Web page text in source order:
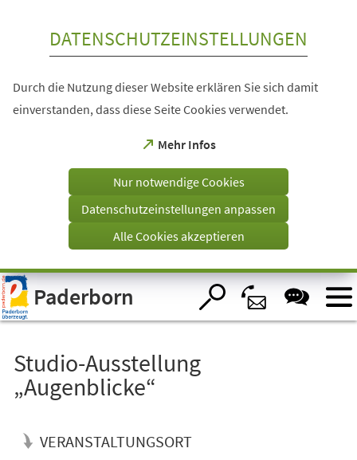
Visuelle
Assistenzsoftware
öffnen.
DATENSCHUTZEINSTELLUNGEN
Durch die Nutzung dieser Website erklären Sie sich damit
einverstanden, dass diese Seite Cookies verwendet.
Mehr Infos
(Öffnet
einem
Tab)
Nur notwendige Cookies
Datenschutzeinstellungen anpassen
Alle Cookies akzeptieren
Paderborn
Studio-Ausstellung
„Augenblicke“
VERANSTALTUNGSORT